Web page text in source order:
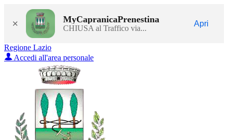
× MyCapranicaPrenestina
CHIUSA al Traffico via...
Apri
Regione Lazio
Accedi all'area personale